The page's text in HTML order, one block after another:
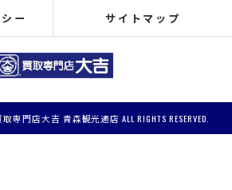
ー サイトマップ
門店大吉 青森観光通店 ALL RIGHTS RESERVED.